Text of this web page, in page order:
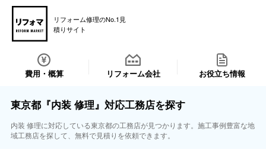
リフォーム修理のNo.1見
積りサイト
費用・概算 リフォーム会社 お役立ち情報
東京都『内装 修理』対応工務店を探す
内装 修理に対応している東京都の工務店が見つかります。施工事例豊富な地
域工務店を探して、無料で見積りを依頼できます。